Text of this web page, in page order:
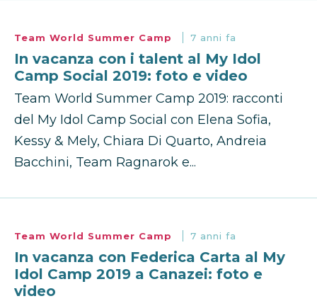
Team World Summer Camp 7 anni fa
In vacanza con i talent al My Idol
Camp Social 2019: foto e video
Team World Summer Camp 2019: racconti
del My Idol Camp Social con Elena Sofia,
Kessy & Mely, Chiara Di Quarto, Andreia
Bacchini, Team Ragnarok e...
Team World Summer Camp 7 anni fa
In vacanza con Federica Carta al My
Idol Camp 2019 a Canazei: foto e
video